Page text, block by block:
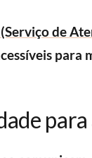
(Serviço de
para
para